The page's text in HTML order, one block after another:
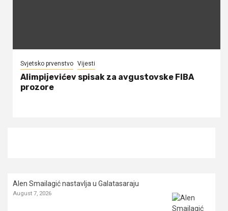
Svjetsko prvenstvo Vijesti
Alimpijevićev spisak za avgustovske FIBA
prozore
Alen Smailagić nastavlja u Galatasaraju
August 7, 2026